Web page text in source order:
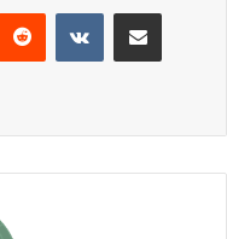
Reddit VKontakteShare via Email